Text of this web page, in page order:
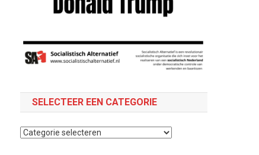
SELECTEER EEN CATEGORIE
Selecteer